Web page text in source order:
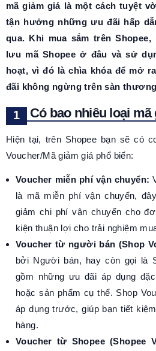
mã giảm giá là một cách tuyệt
tận hưởng những ưu đãi hấp
qua. Khi mua sắm trên
lưu mã Shopee ở đâu và sử
hoạt, vì đó là chìa khóa để mở
đãi không ngừng trên sàn
Có bao nhiêu loại
Hiện tại, trên Shopee bạn sẽ có
Voucher/Mã giảm giá phổ biến:
Voucher miễn phí vận chuyển:
là mã miễn phí vận chuyển,
giảm chi phí vận chuyển cho
kiện thuận lợi cho trải nghiệm
Voucher từ người bán (Shop
bởi Người bán, hay còn gọi là
gồm những ưu đãi áp dụng
hoặc sản phẩm cụ thể. Shop
áp dụng trước, giúp bạn tiết
hàng.
Voucher từ Shopee (Shopee